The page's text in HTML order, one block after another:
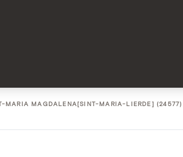
MARIA MAGDALENA[SINT-MARIA-LIERDE] (24577)